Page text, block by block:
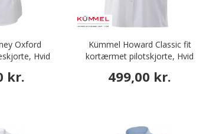
Oxford
Hvid
kr.
Kümmel Howard Classic fit
kortærmet pilotskjorte, Hvid
499,00 kr.